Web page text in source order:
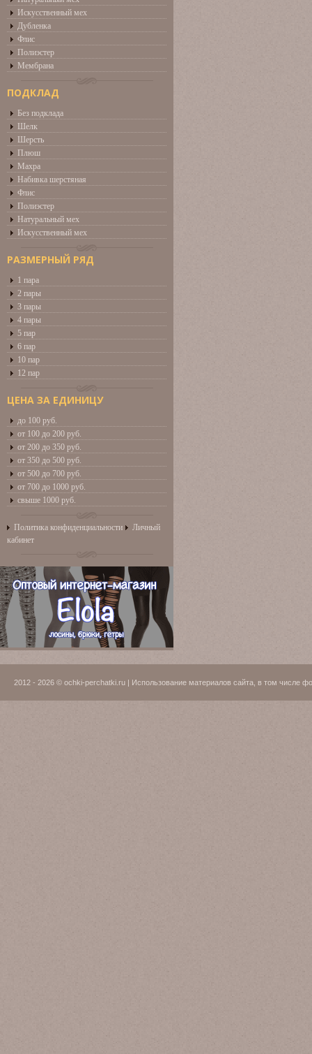
Искусственный мех
Дубленка
Флис
Полиэстер
Мембрана
ПОДКЛАД
Без подклада
Шелк
Шерсть
Плюш
Махра
Набивка шерстяная
Флис
Полиэстер
Натуральный мех
Искусственный мех
РАЗМЕРНЫЙ РЯД
1 пара
2 пары
3 пары
4 пары
5 пар
6 пар
10 пар
12 пар
ЦЕНА ЗА ЕДИНИЦУ
до 100 руб.
от 100 до 200 руб.
от 200 до 350 руб.
от 350 до 500 руб.
от 500 до 700 руб.
от 700 до 1000 руб.
свыше 1000 руб.
Политика конфиденциальности
Личный
кабинет
2012 - 2026 © ochki-perchatki.ru | Использование материалов сайта, в том числе